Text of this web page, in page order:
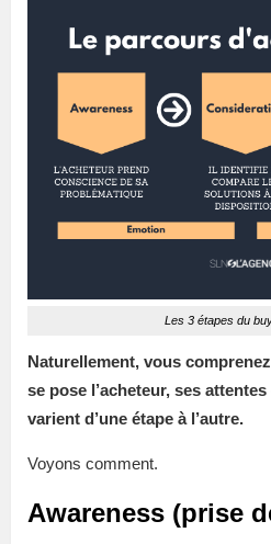
Les 3 étapes du
Naturellement, vous
se pose l’acheteur, ses
varient d’une étape à l’autre.
Voyons comment.
Awareness (prise